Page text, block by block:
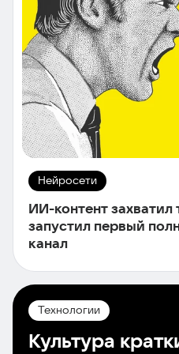
Нейросети
ИИ-контент захватил
запустил первый
канал
Технологии
Культура